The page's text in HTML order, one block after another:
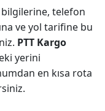
telefon
ve yol tarifine bu
PTT Kargo
yerini
en kısa rota